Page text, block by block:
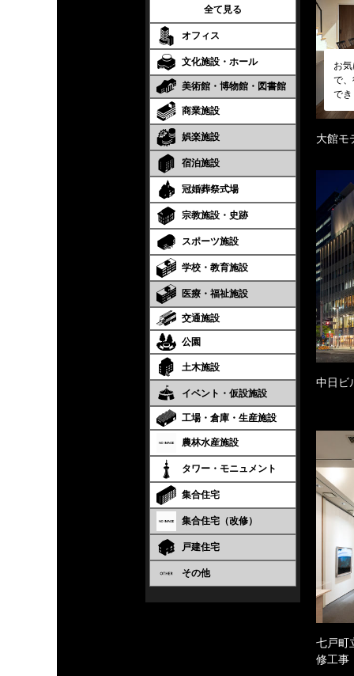
全て見る
オフィス
文化施設・ホール
美術館・博物館・図書館
商業施設
娯楽施設
宿泊施設
冠婚葬祭式場
宗教施設・史跡
スポーツ施設
学校・教育施設
医療・福祉施設
交通施設
公園
土木施設
イベント・仮設施設
工場・倉庫・生産施設
農林水産施設
タワー・モニュメント
集合住宅
集合住宅（改修）
戸建住宅
その他
お
で
で
大館モ
中日ビ
七戸町
修工事